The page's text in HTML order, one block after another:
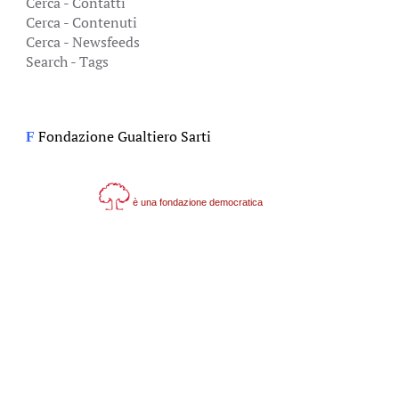
Cerca - Contenuti
Cerca - Newsfeeds
Search - Tags
F Fondazione Gualtiero Sarti
è una fondazione democratica